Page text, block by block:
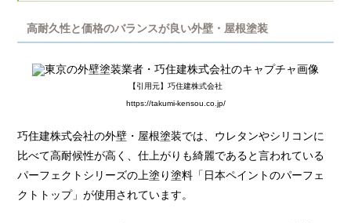
高耐久性と価格のバランスが良い外壁・屋根塗装
【引用元】巧住建株式会社
https://takumi-kensou.co.jp/
巧住建株式会社の外壁・屋根塗装では、ウレタンやシリコンに
比べて高耐候性が高く、仕上がりも綺麗であると言われている
パーフェクトシリーズの上塗り塗料「日本ペイントのパーフェ
クトトップ」が使用されています。